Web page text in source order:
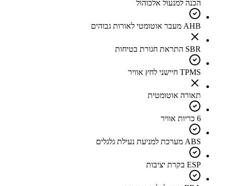
הכנה למנעול אלכוהול
AHB מעבר אוטומטי לאורות גבוהים
SBR התראת חגורת בטיחות
TPMS חיישני לחץ אוויר
תאורה אוטומטית
6 כריות אוויר
ABS מערכת למניעת נעילת גלגלים
ESP בקרת יציבות